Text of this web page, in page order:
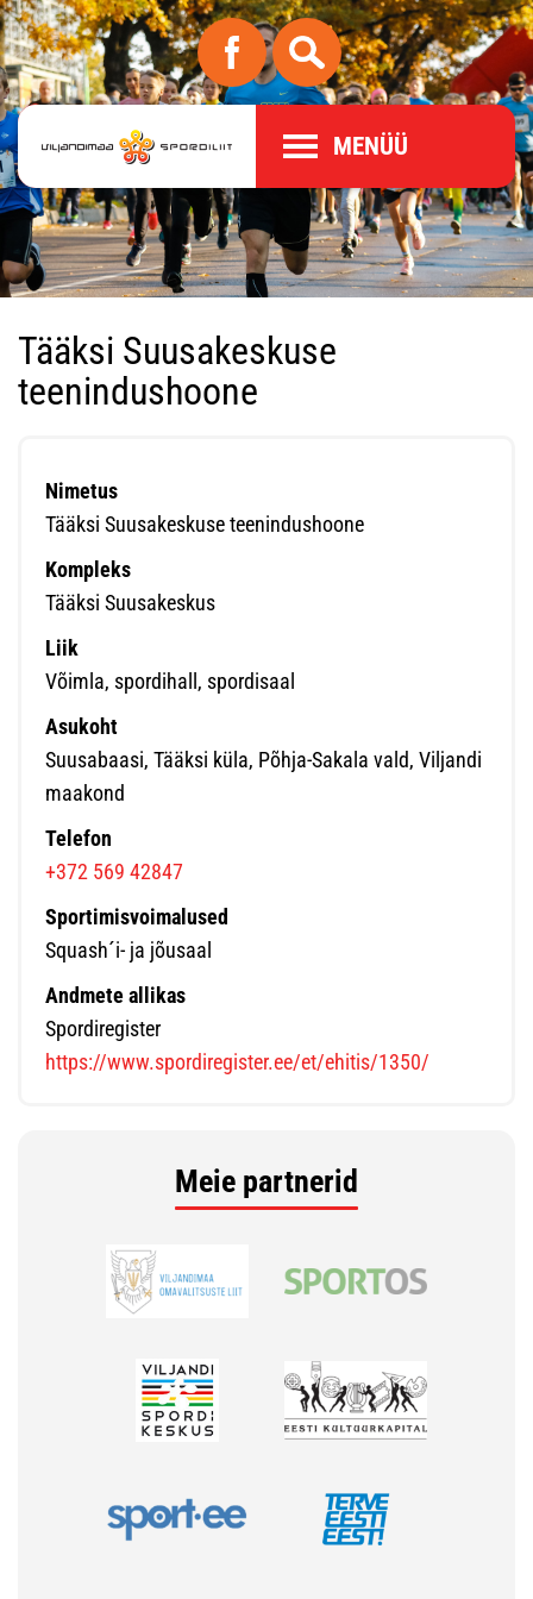
MENÜÜ
Tääksi Suusakeskuse
teenindushoone
Nimetus
Tääksi Suusakeskuse teenindushoone
Kompleks
Tääksi Suusakeskus
Liik
Võimla, spordihall, spordisaal
Asukoht
Suusabaasi, Tääksi küla, Põhja-Sakala vald, Viljandi
maakond
Telefon
+372 569 42847
Sportimisvoimalused
Squash´i- ja jõusaal
Andmete allikas
Spordiregister
https://www.spordiregister.ee/et/ehitis/1350/
Meie partnerid